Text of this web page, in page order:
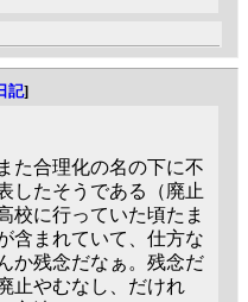
記]
た合理化の名の下に不
したそうである（廃止
校に行っていた頃たま
含まれていて、仕方な
か残念だなぁ。残念だ
止やむなし、だけれ